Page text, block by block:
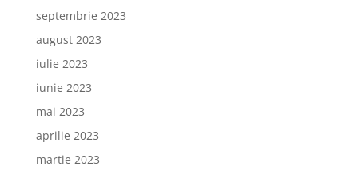
septembrie 2023
august 2023
iulie 2023
iunie 2023
mai 2023
aprilie 2023
martie 2023